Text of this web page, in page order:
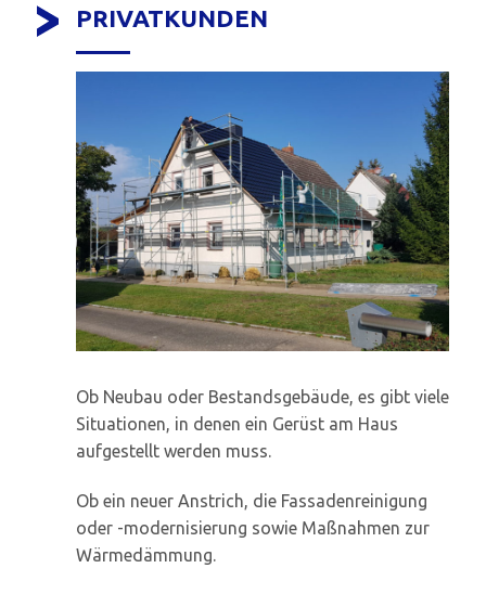
PRIVATKUNDEN
Ob Neubau oder Bestandsgebäude, es gibt viele
Situationen, in denen ein Gerüst am Haus
aufgestellt werden muss.
Ob ein neuer Anstrich, die Fassadenreinigung
oder -modernisierung sowie Maßnahmen zur
Wärmedämmung.